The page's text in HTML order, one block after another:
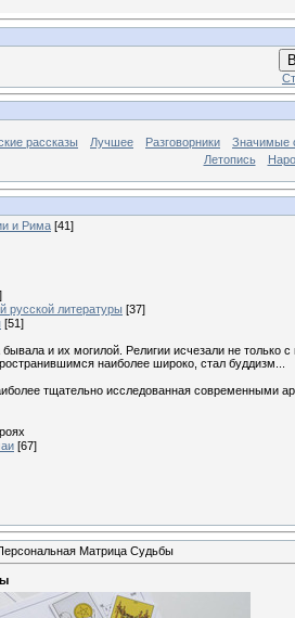
рассказы Лучшее Разговорники
Значимые
Летопись
и Рима [41]
русской литературы [37]
[51]
и их могилой. Религии исчезали не
наиболее широко, стал буддизм...
тщательно исследованная современными
[67]
Матрица Судьбы